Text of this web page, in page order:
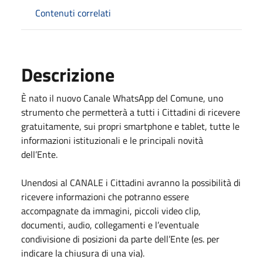
Contenuti correlati
Descrizione
È nato il nuovo Canale WhatsApp del Comune, uno
strumento che permetterà a tutti i Cittadini di ricevere
gratuitamente, sui propri smartphone e tablet, tutte le
informazioni istituzionali e le principali novità
dell’Ente.
Unendosi al CANALE i Cittadini avranno la possibilità di
ricevere informazioni che potranno essere
accompagnate da immagini, piccoli video clip,
documenti, audio, collegamenti e l’eventuale
condivisione di posizioni da parte dell’Ente (es. per
indicare la chiusura di una via).